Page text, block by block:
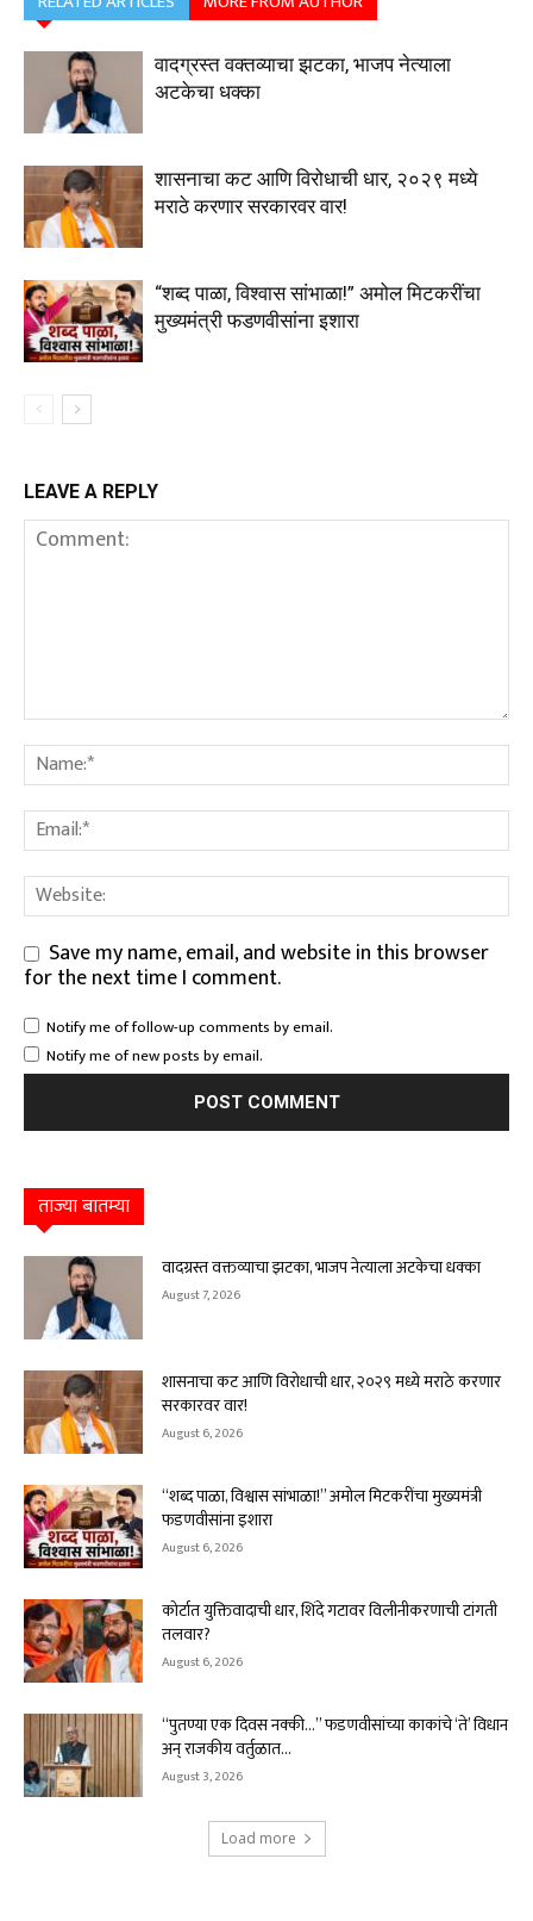
वादग्रस्त वक्तव्याचा झटका, भाजप नेत्याला
अटकेचा धक्का
शासनाचा कट आणि विरोधाची धार, २०२९ मध्ये
मराठे करणार सरकारवर वार!
“शब्द पाळा, विश्वास सांभाळा!” अमोल मिटकरींचा
मुख्यमंत्री फडणवीसांना इशारा
LEAVE A REPLY
Save my name, email, and website in this browser
for the next time I comment.
Notify me of follow-up comments by email.
Notify me of new posts by email.
ताज्या बातम्या
वादग्रस्त वक्तव्याचा झटका, भाजप नेत्याला अटकेचा धक्का
August 7, 2026
शासनाचा कट आणि विरोधाची धार, २०२९ मध्ये मराठे करणार
सरकारवर वार!
August 6, 2026
“शब्द पाळा, विश्वास सांभाळा!” अमोल मिटकरींचा मुख्यमंत्री
फडणवीसांना इशारा
August 6, 2026
कोर्टात युक्तिवादाची धार, शिंदे गटावर विलीनीकरणाची टांगती
तलवार?
August 6, 2026
“पुतण्या एक दिवस नक्की…” फडणवीसांच्या काकांचे ‘ते’ विधान
अन् राजकीय वर्तुळात...
August 3, 2026
Load more